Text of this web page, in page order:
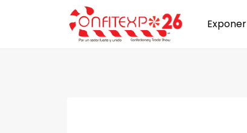
Exponer